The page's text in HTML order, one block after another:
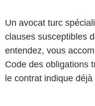
Un avocat turc
clauses susceptibles
entendez, vous
Code des obligations
le contrat indique